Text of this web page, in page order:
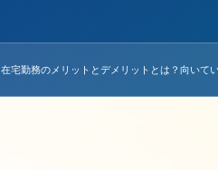
在宅勤務のメリットとデメリットとは？向いて